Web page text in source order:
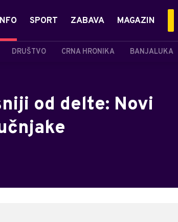
DRUŠTVO CRNA HRONIKA BANJALUKA
SPORT ZABAVA MAGAZIN
od delte: Novi